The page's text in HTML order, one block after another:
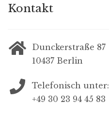
Kontakt
Dunckerstraße 87
10437 Berlin
Telefonisch unter:
+49 30 23 94 45 83